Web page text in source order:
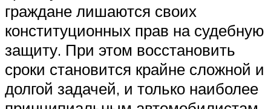
граждане лишаются своих
конституционных прав на судебную
защиту. При этом восстановить
сроки становится крайне сложной и
долгой задачей, и только наиболее